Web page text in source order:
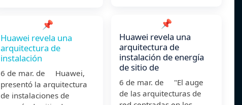
📌
Huawei revela una
arquitectura de
instalación
6 de mar. de Huawei,
presentó la arquitectura
de instalaciones de
📌
Huawei revela una
arquitectura de
instalación de energía
de sitio de
6 de mar. de "El auge
de las arquitecturas de